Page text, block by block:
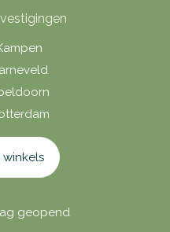
winkels
geopend